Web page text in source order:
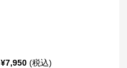
¥7,950 (税込)